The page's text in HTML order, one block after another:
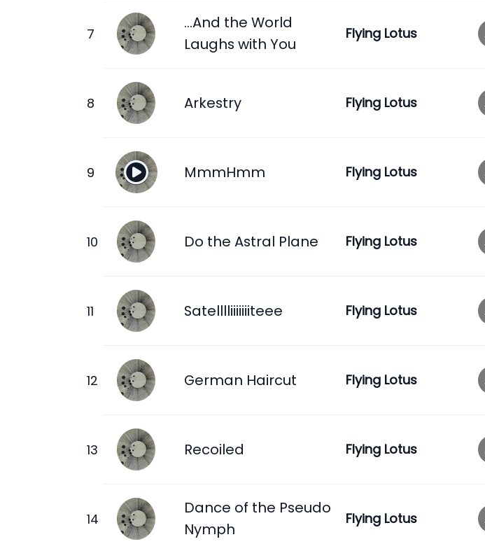
...And the World
Laughs with You
Flying Lotus
Arkestry Flying Lotus
MmmHmm Flying Lotus
Do the Astral Plane Flying Lotus
Satelllliiiiiiiteee Flying Lotus
German Haircut Flying Lotus
Recoiled Flying Lotus
Dance of the Pseudo
Nymph
Flying Lotus